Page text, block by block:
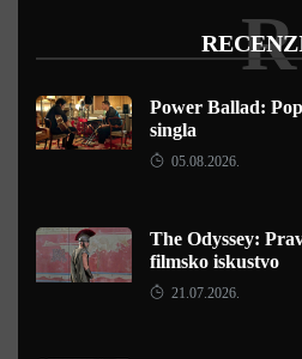
R
Power Ballad:
singla
05.08.2026.
The Odyssey:
filmsko iskustvo
21.07.2026.